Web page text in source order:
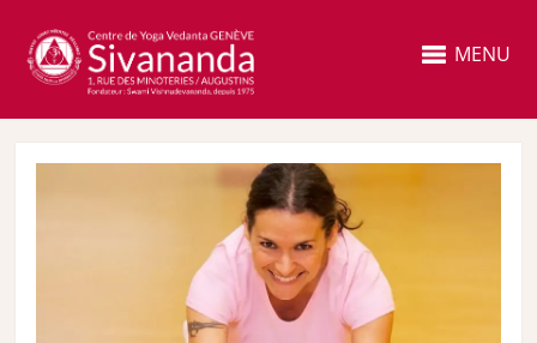
MENU